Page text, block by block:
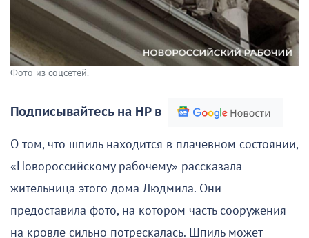
Фото из соцсетей.
Подписывайтесь на НР в
О том, что шпиль находится в плачевном состоянии,
«Новороссийскому рабочему» рассказала
жительница этого дома Людмила. Они
предоставила фото, на котором часть сооружения
на кровле сильно потрескалась. Шпиль может